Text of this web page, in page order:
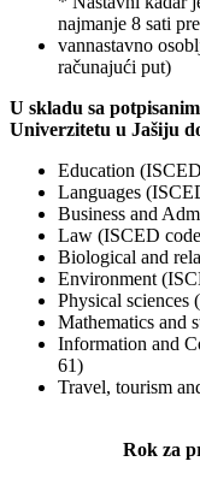
najmanje 8 sati
vannastavno
računajući put)
U skladu sa
Univerzitetu u Jašiju
Education
Languages
Business and
Law (ISCED
Biological and
Environment
Physical sciences
Mathematics and
Information and
61)
Travel, tourism
Rok za